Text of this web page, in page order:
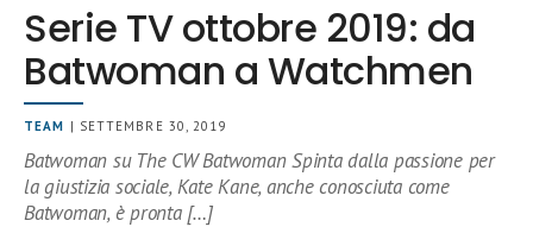
Serie TV ottobre 2019: da
Batwoman a Watchmen
TEAM | SETTEMBRE 30, 2019
Batwoman su The CW Batwoman Spinta dalla passione per
la giustizia sociale, Kate Kane, anche conosciuta come
Batwoman, è pronta […]